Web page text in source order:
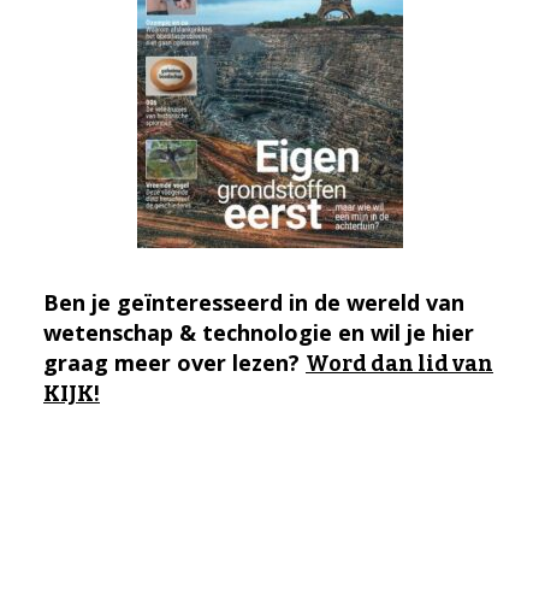
Ben je geïnteresseerd in de wereld van
wetenschap & technologie en wil je hier
graag meer over lezen? Word dan lid van
KIJK!